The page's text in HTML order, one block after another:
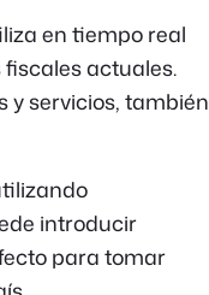
en tiempo real
actuales.
y servicios, también
introducir
para tomar